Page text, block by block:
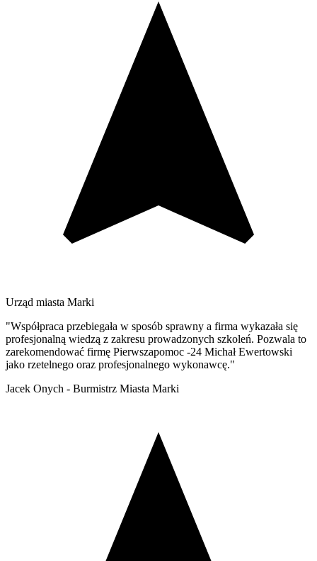
Urząd miasta Marki
"Współpraca przebiegała w sposób sprawny a firma wykazała się
profesjonalną wiedzą z zakresu prowadzonych szkoleń. Pozwala to
zarekomendować firmę Pierwszapomoc -24 Michał Ewertowski
jako rzetelnego oraz profesjonalnego wykonawcę."
Jacek Onych - Burmistrz Miasta Marki